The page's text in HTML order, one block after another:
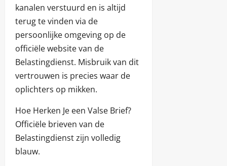
kanalen verstuurd en is altijd
terug te vinden via de
persoonlijke omgeving op de
officiële website van de
Belastingdienst. Misbruik van dit
vertrouwen is precies waar de
oplichters op mikken.
Hoe Herken Je een Valse Brief?
Officiële brieven van de
Belastingdienst zijn volledig
blauw.